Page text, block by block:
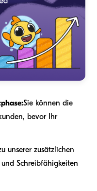
Sie können die
bevor Ihr
unserer zusätzlichen
Schreibfähigkeiten